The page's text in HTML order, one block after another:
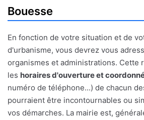
Bouesse
En fonction de votre situation et de
d'urbanisme, vous devrez vous
organismes et administrations. Cette
les horaires d'ouverture et
numéro de téléphone...) de chacun
pourraient être incontournables ou
vos démarches. La mairie est,